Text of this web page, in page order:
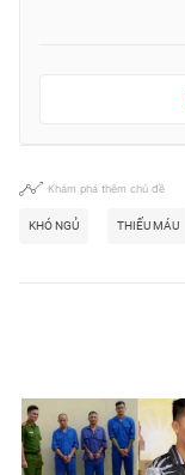
Khám phá thêm chủ đề
KHÓ NGỦ THIẾU MÁU